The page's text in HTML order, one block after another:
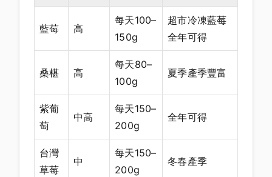
藍莓 高
每天100–
150g
超市冷凍藍莓
全年可得
桑椹 高
每天80–
100g
夏季產季豐富
紫葡
萄
中高
每天150–
200g
全年可得
台灣
草莓
中
每天150–
200g
冬春產季